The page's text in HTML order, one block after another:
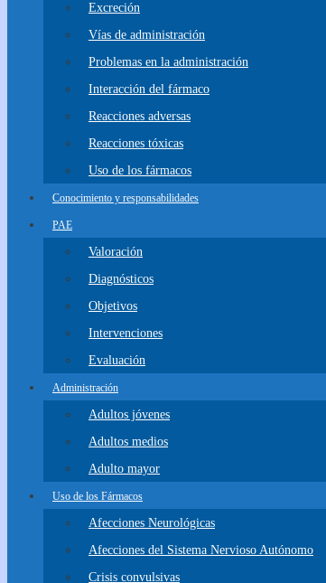
Excreción
Vías de administración
Problemas en la administración
Interacción del fármaco
Reacciones adversas
Reacciones tóxicas
Uso de los fármacos
Conocimiento y responsabilidades
PAE
Valoración
Diagnósticos
Objetivos
Intervenciones
Evaluación
Administración
Adultos jóvenes
Adultos medios
Adulto mayor
Uso de los Fármacos
Afecciones Neurológicas
Afecciones del Sistema Nervioso Autónomo
Crisis convulsivas